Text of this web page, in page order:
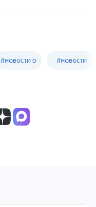
#новости о
Алтайского
#новости